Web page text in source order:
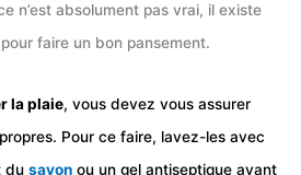
n’est absolument pas vrai, il existe
faire un bon pansement.
la plaie, vous devez vous assurer
Pour ce faire, lavez-les avec
dusavonou un gel antiseptique avant